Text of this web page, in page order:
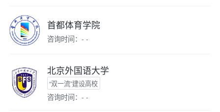
首都体育学院
咨询时间：- -
北京外国语大学
“双一流”建设高校
咨询时间：- -